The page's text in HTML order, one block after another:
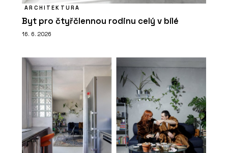
ARCHITEKTURA
Byt pro čtyřčlennou rodinu celý v bílé
16. 6. 2026